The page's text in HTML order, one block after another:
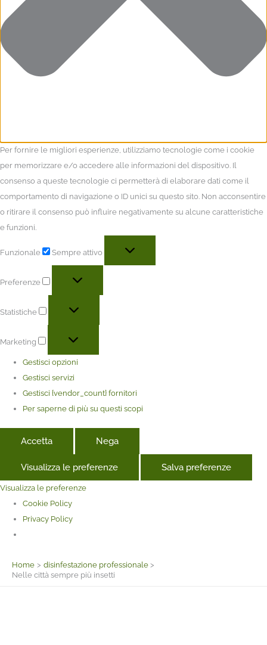
Per fornire le migliori esperienze, utilizziamo tecnologie come i cookie
per memorizzare e/o accedere alle informazioni del dispositivo. Il
consenso a queste tecnologie ci permetterà di elaborare dati come il
comportamento di navigazione o ID unici su questo sito. Non acconsentire
o ritirare il consenso può influire negativamente su alcune caratteristiche
e funzioni.
Funzionale Sempre attivo
Preferenze
Statistiche
Marketing
Gestisci opzioni
Gestisci servizi
Gestisci {vendor_count} fornitori
Per saperne di più su questi scopi
Accetta Nega
Visualizza le preferenze Salva preferenze
Visualizza le preferenze
Cookie Policy
Privacy Policy
Home
disinfestazione professionale
Nelle città sempre più insetti